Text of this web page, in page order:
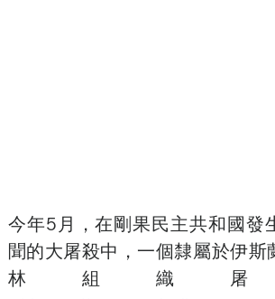
今年5月，在剛果民主共和國發
聞的大屠殺中，一個隸屬於伊斯
林組織屠